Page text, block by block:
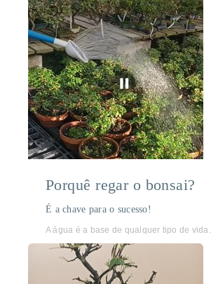
Porquê regar o bonsai?
É a chave para o sucesso!
A água é a base de qualquer tipo de vida.